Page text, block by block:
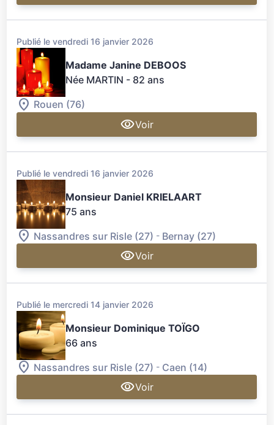
Publié le vendredi 16 janvier 2026
Madame Janine DEBOOS
Née MARTIN - 82 ans
Rouen (76)
Voir
Publié le vendredi 16 janvier 2026
Monsieur Daniel KRIELAART
75 ans
Nassandres sur Risle (27) - Bernay (27)
Voir
Publié le mercredi 14 janvier 2026
Monsieur Dominique TOÏGO
66 ans
Nassandres sur Risle (27) - Caen (14)
Voir